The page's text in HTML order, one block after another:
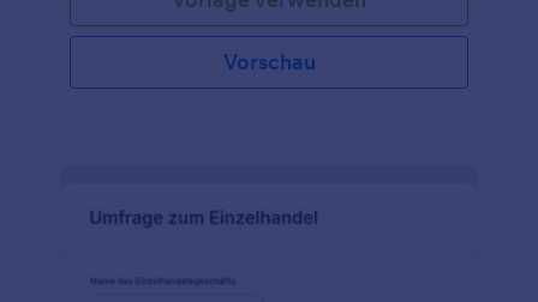
den Kontaktdaten des Befragten fragen. In dieser
Formularvorlage wird auch gefragt, welche Art von
T-Shirts die Kunden normalerweise kaufen, wo sie
auch über einen direkten Link weitergegeben
Anpassung und Bearbeitung dieser Formularvorlage
Vorschau